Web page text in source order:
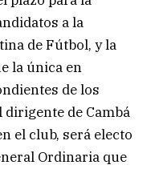
a la
de Fútbol, y la
la única en
de los
de Cambá
el club, será electo
Ordinaria que